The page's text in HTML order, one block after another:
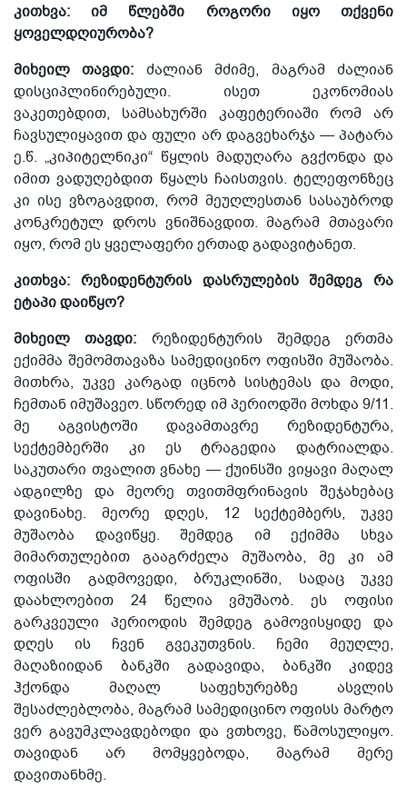
კითხვა: იმ წლებში როგორი იყო თქვენი
ყოველდღიურობა?
მიხეილ თავდი: ძალიან მძიმე, მაგრამ ძალიან
დისციპლინირებული. ისეთ ეკონომიას
ვაკეთებდით, სამსახურში კაფეტერიაში
რომ
არ
ჩავსულიყავით და ფული არ დაგვეხარჯა — პატარა
ე.წ. „კიპიტელნიკი“ წყლის მადუღარა გვქონდა და
იმით ვადუღებდით წყალს ჩაისთვის. ტელეფონზეც
კი ისე ვზოგავდით, რომ მეუღლესთან სასაუბროდ
კონკრეტულ დროს ვნიშნავდით. მაგრამ მთავარი
იყო, რომ ეს ყველაფერი ერთად გადავიტანეთ.
კითხვა: რეზიდენტურის დასრულების შემდეგ რა
ეტაპი დაიწყო?
მიხეილ თავდი: რეზიდენტურის შემდეგ ერთმა
ექიმმა შემომთავაზა სამედიცინო ოფისში მუშაობა.
მითხრა, უკვე კარგად იცნობ სისტემას და მოდი,
ჩემთან იმუშავეო. სწორედ იმ პერიოდში მოხდა 9/11.
მე აგვისტოში დავამთავრე რეზიდენტურა,
სექტემბერში კი ეს ტრაგედია დატრიალდა.
საკუთარი თვალით ვნახე — ქუინსში ვიყავი მაღალ
ადგილზე და მეორე თვითმფრინავის შეჯახებაც
დავინახე. მეორე დღეს, 12 სექტემბერს, უკვე
მუშაობა დავიწყე. შემდეგ იმ ექიმმა სხვა
მიმართულებით გააგრძელა
მუშაობა, მე კი ამ
ოფისში გადმოვედი,
ბრუკლინში,
სადაც უკვე
დაახლოებით 24 წელია ვმუშაობ.
ეს ოფისი
გარკვეული პერიოდის შემდეგ გამოვისყიდე და
დღეს ის ჩვენ გვეკუთვნის. ჩემი მეუღლე,
მაღაზიიდან ბანკში გადავიდა, ბანკში კიდევ
ჰქონდა მაღალ საფეხურებზე ასვლის
შესაძლებლობა, მაგრამ სამედიცინო ოფისს მარტო
ვერ გავუმკლავდებოდი და ვთხოვე, წამოსულიყო.
თავიდან არ მომყვებოდა, მაგრამ მერე
დავითანხმე.